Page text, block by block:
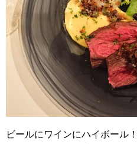
ビールにワインにハイボール